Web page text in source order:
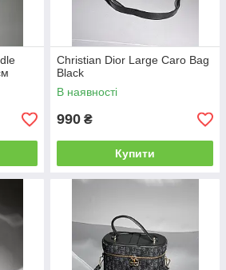
Christian Dior Large Caro Bag
Black
В наявності
990 ₴
Купити